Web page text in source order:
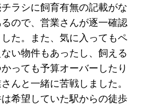
ラシに飼育有無の記載がな
ので、営業さんが逐一確認
た。また、気に入ってもペ
い物件もあったし、飼える
っても予算オーバーしたり
んと一緒に苦戦しました。
希望していた駅からの徒歩